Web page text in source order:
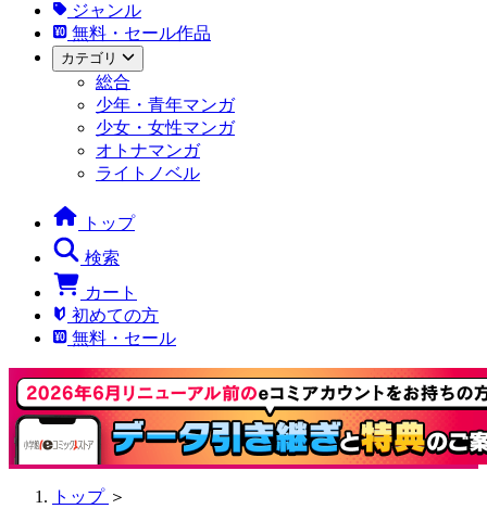
ジャンル
無料・セール作品
カテゴリ
総合
少年・青年マンガ
少女・女性マンガ
オトナマンガ
ライトノベル
トップ
検索
カート
初めての方
無料・セール
トップ ＞